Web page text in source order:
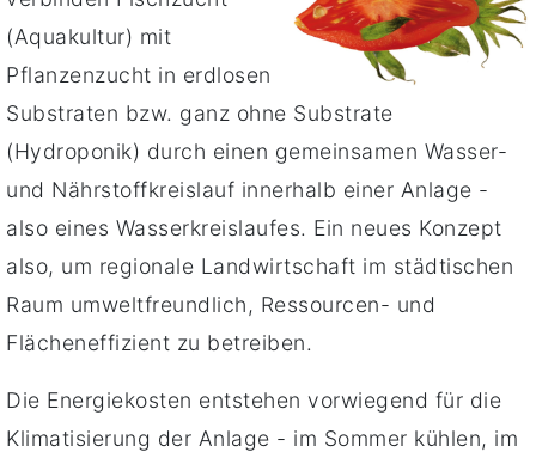
(Aquakultur) mit
Pflanzenzucht in erdlosen
Substraten bzw. ganz ohne Substrate
(Hydroponik) durch einen gemeinsamen Wasser-
und Nährstoffkreislauf innerhalb einer Anlage -
also eines Wasserkreislaufes. Ein neues Konzept
also, um regionale Landwirtschaft im städtischen
Raum umweltfreundlich, Ressourcen- und
Flächeneffizient zu betreiben.
Die Energiekosten entstehen vorwiegend für die
Klimatisierung der Anlage - im Sommer kühlen, im